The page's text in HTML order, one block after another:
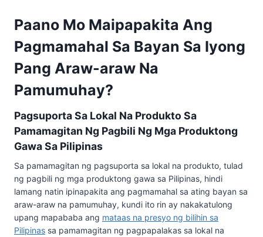
Paano Mo Maipapakita Ang
Pagmamahal Sa Bayan Sa Iyong
Pang Araw-araw Na
Pamumuhay?
Pagsuporta Sa Lokal Na Produkto Sa
Pamamagitan Ng Pagbili Ng Mga Produktong
Gawa Sa Pilipinas
Sa pamamagitan ng pagsuporta sa lokal na produkto, tulad
ng pagbili ng mga produktong gawa sa Pilipinas, hindi
lamang natin ipinapakita ang pagmamahal sa ating bayan sa
araw-araw na pamumuhay, kundi ito rin ay nakakatulong
upang mapababa ang mataas na presyo ng bilihin sa
Pilipinas sa pamamagitan ng pagpapalakas sa lokal na